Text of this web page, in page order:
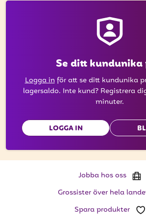
Se ditt kundunika
Logga inför att se ditt kundunika
lagersaldo. Inte kund? Registrera
minuter.
LOGGA IN
Jobba hos oss
Grossister över hela
Spara produkter